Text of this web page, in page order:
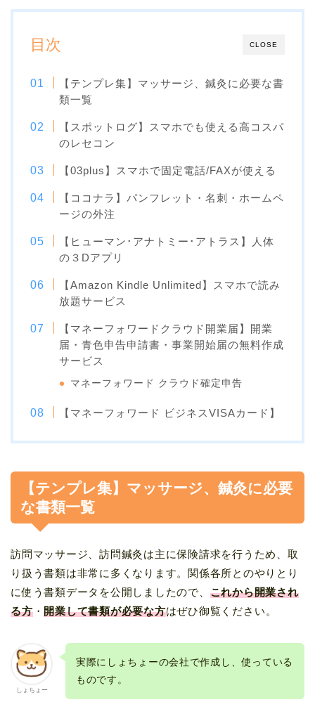
CLOSE
目次
【テンプレ集】マッサージ、鍼灸に必要な書
類一覧
【スポットログ】スマホでも使える高コスパ
のレセコン
【03plus】スマホで固定電話/FAXが使える
【ココナラ】パンフレット・名刺・ホームペ
ージの外注
【ヒューマン･アナトミー･アトラス】人体
の３Dアプリ
【Amazon Kindle Unlimited】スマホで読み
放題サービス
【マネーフォワードクラウド開業届】開業
届・青色申告申請書・事業開始届の無料作成
サービス
マネーフォワード クラウド確定申告
【マネーフォワード ビジネスVISAカード】
【テンプレ集】マッサージ、鍼灸に必要
な書類一覧
訪問マッサージ、訪問鍼灸は主に保険請求を行うため、取
り扱う書類は非常に多くなります。関係各所とのやりとり
に使う書類データを公開しましたので、 これから開業され
る方・開業して書類が必要な方はぜひ御覧ください。
しょちょー
実際にしょちょーの会社で作成し、使っている
ものです。